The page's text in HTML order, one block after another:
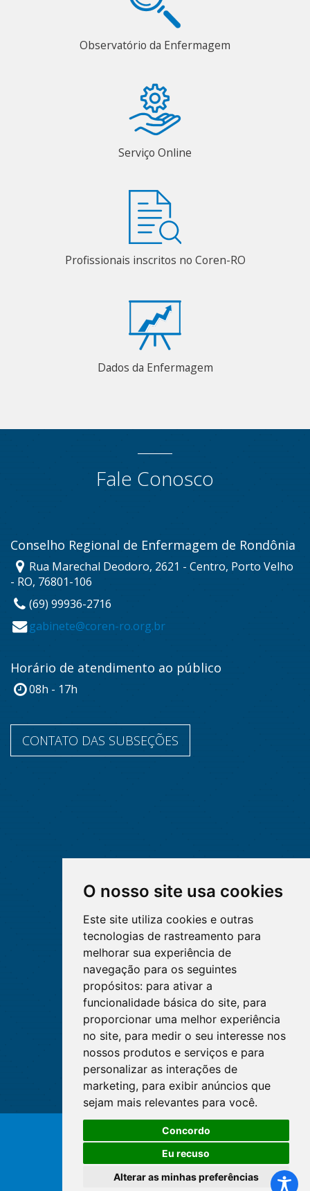
O nosso site usa cookies
Este site utiliza cookies e outras
tecnologias de rastreamento para
melhorar sua experiência de
navegação para os seguintes
propósitos: para ativar a
funcionalidade básica do site, para
proporcionar uma melhor experiência
no site, para medir o seu interesse nos
nossos produtos e serviços e para
personalizar as interações de
marketing, para exibir anúncios que
sejam mais relevantes para você.
Concordo
Eu recuso
Alterar as minhas preferências
Observatório da Enfermagem
Serviço Online
Profissionais inscritos no Coren-RO
Dados da Enfermagem
Fale Conosco
Conselho Regional de Enfermagem de Rondônia
Rua Marechal Deodoro, 2621 - Centro, Porto Velho
- RO, 76801-106
(69) 99936-2716
gabinete@coren-ro.org.br
Horário de atendimento ao público
08h - 17h
CONTATO DAS SUBSEÇÕES
© Copyright 2026 - Cofen/CORENs